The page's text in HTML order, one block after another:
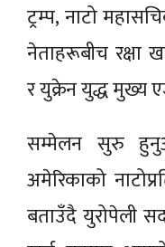
ट्रम्प, नाटो
नेताहरूबीच रक्षा
र युक्रेन युद्ध मुख्य
सम्मेलन सुरु
अमेरिकाको
बताउँदै युरोपेली